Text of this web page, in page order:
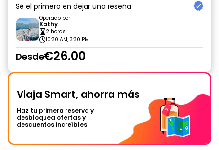
Sé el primero en dejar una reseña
Operado por
Kathy
2 horas
10:30 AM, 3:30 PM
Desde€26.00
Viaja Smart, ahorra más
Haz tu primera reserva y
desbloquea ofertas y
descuentos increíbles.